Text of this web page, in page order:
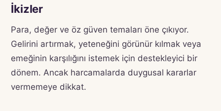
İkizler
Para, değer ve öz güven temaları öne çıkıyor.
Gelirini artırmak, yeteneğini görünür kılmak veya
emeğinin karşılığını istemek için destekleyici bir
dönem. Ancak harcamalarda duygusal kararlar
vermemeye dikkat.